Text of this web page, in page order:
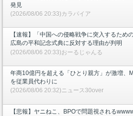
発見
(2026/08/06 20:33)カラパイア
【速報】「中国への侵略戦争に突入するため
広島の平和記念式典に反対する理由が判明
(2026/08/06 20:33)おーるじゃんる
年商10億円を超える「ひとり親方」が激増、
を従業員代わりに
(2026/08/06 20:32)ニュース30over
【悲報】ヤニねこ、BPOで問題視される